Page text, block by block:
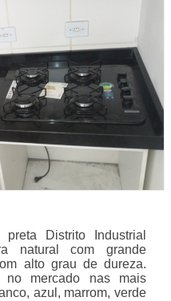
Distrito Industrial
natural com grande
alto grau de dureza.
no mercado nas mais
azul, marrom, verde